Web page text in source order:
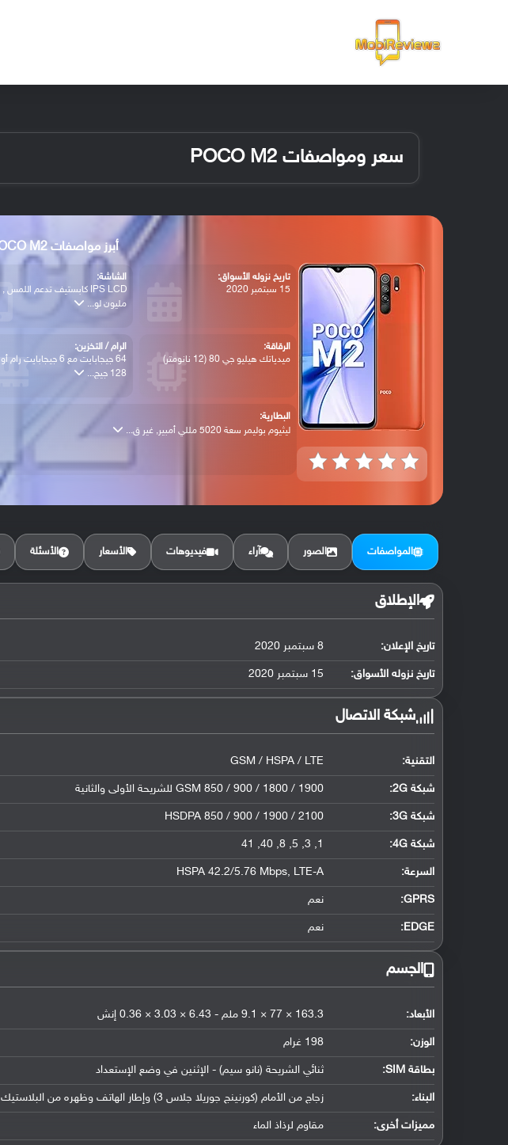
سعر ومواصفات POCO M2
أبرز مواصفات POCO M2
تاريخ نزوله الأسواق:
15 سبتمبر 2020
الشاشة:
مليون لو...
الرقاقة:
ميدياتك هيليو جي 80 (12 نانومتر)
الرام / التخزين:
64 جيجابايت مع 6 جيجابايت رام أو
128 جيج...
البطارية:
ليثيوم بوليمر سعة 5020 مللي أمبير, غير ق...
المواصفات الصور آراء فيديوهات الأسعار الأسئلة
الإطلاق
تاريخ الإعلان: 8 سبتمبر 2020
تاريخ نزوله الأسواق: 15 سبتمبر 2020
شبكة الاتصال
التقنية: GSM / HSPA / LTE
شبكة 2G: GSM 850 / 900 / 1800 / 1900 للشريحة الأولى والثانية
شبكة 3G :
HSDPA 850 / 900 / 1900 / 2100
شبكة 4G :
1, 3, 5, 8, 40, 41
السرعة: HSPA 42.2/5.76 Mbps, LTE-A
GPRS: نعم
EDGE: نعم
الجسم
الأبعاد: 163.3 × 77 × 9.1 ملم - 6.43 × 3.03 × 0.36 إنش
الوزن: 198 غرام
بطاقة SIM: ثنائي الشريحة (نانو سيم) - الإثنين في وضع الإستعداد
البناء: زجاج من الأمام (كورنينج جوريلا جلاس 3) وإطار الهاتف وظهره من البلاستيك
مميزات أخرى: مقاوم لرذاذ الماء